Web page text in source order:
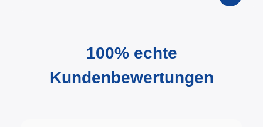
100% echte
Kundenbewertungen